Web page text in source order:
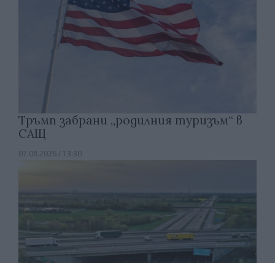
Тръмп забрани „родилния туризъм“ в
САЩ
07.08.2026 / 13:30